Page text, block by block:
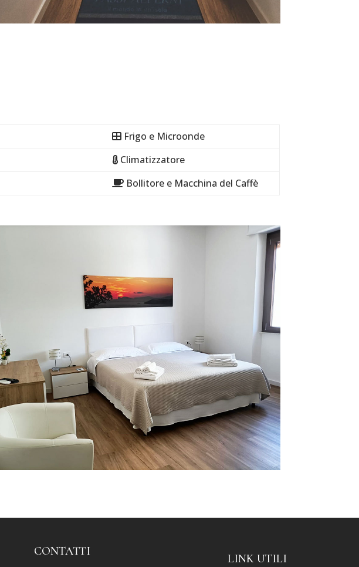
Frigo e Microonde
Climatizzatore
Bollitore e Macchina del Caffè
CONTATTI
LINK UTILI